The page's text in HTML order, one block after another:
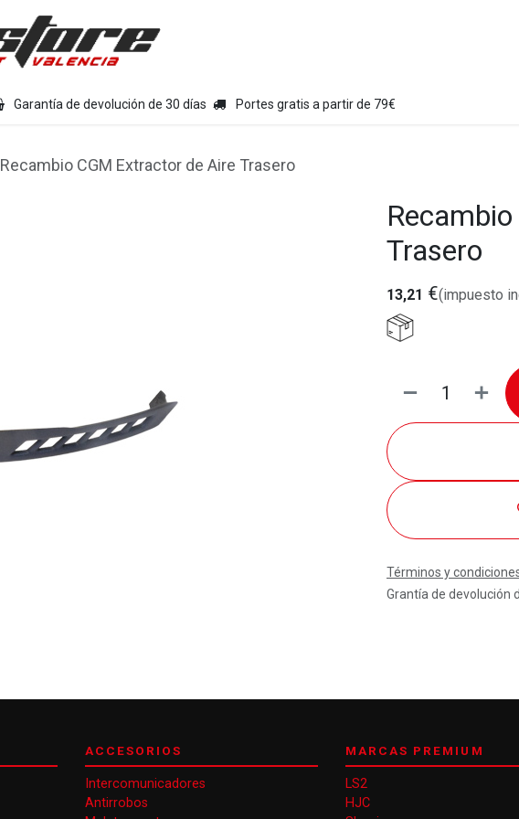
Equipamiento moto
Garantía de devolución de 30 días Portes gratis a partir de 79€
Recambio CGM Extractor de Aire Trasero
Trasero
13,21 €(impuesto
Términos y
Grantía de devolución
ACCESORIOS
Intercomunicadores
Antirrobos
MARCAS PREMIUM
LS2
HJC